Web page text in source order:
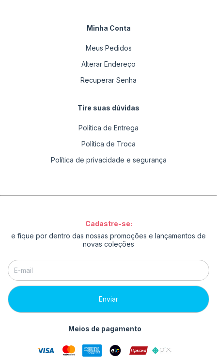
Minha Conta
Meus Pedidos
Alterar Endereço
Recuperar Senha
Tire suas dúvidas
Política de Entrega
Política de Troca
Política de privacidade e segurança
Cadastre-se:
e fique por dentro das nossas promoções e lançamentos de
novas coleções
Meios de pagamento